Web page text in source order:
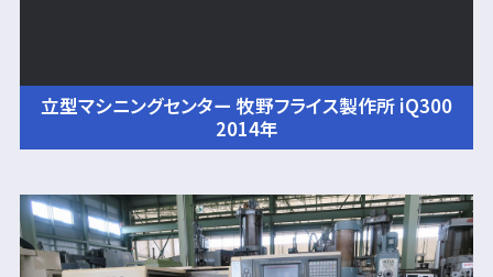
立型マシニングセンター 牧野フライス製作所 iQ300
2014年